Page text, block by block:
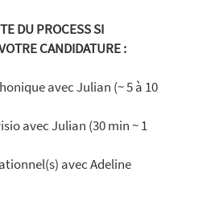
DU PROCESS SI
CANDIDATURE :
avec Julian (~ 5 à 10
avec Julian (30 min ~ 1
avec Adeline